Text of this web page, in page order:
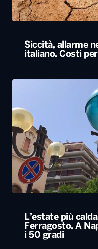
Siccità, allarme
italiano. Costi
L’estate più
Ferragosto. A
i 50 gradi